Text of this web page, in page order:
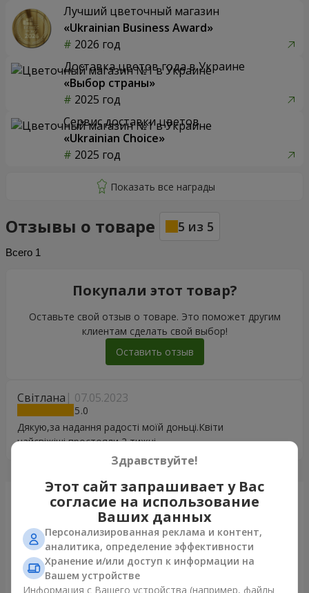
Лучший цветочный магазин
«Ukrainian Business Award»
2026 год
Доставка цветов года в Украине
«Выбор страны»
2025 год
Сервис доставки цветов
«Ukrainian Choice»
2025 год
Отзывы о товаре 5 из 5
Всего 1
Світлана 07.05.2023
5
Дякую,за надання радості моїй доньці.Квіти
найсвіжіші,простояли 2 тижні
Покупали этот товар?
Оставьте свой отзыв о товаре. Это поможет другим
клиентам сделать свой выбор!
Оставить отзыв
Только что доставили
Здравствуйте!
Этот сайт запрашивает у Вас
согласие на использование
Ваших данных
Персонализированная реклама и контент,
аналитика, определение эффективности
Хранение и/или доступ к информации на
Вашем устройстве
Информация с Вашего устройства (например, файлы